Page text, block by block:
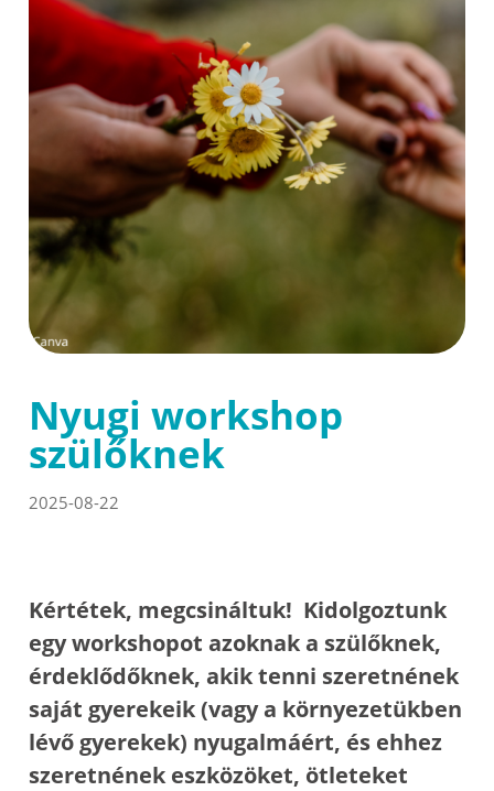
Nyugi workshop
szülőknek
2025-08-22
Kértétek, megcsináltuk! Kidolgoztunk
egy workshopot azoknak a szülőknek,
érdeklődőknek, akik tenni szeretnének
saját gyerekeik (vagy a környezetükben
lévő gyerekek) nyugalmáért, és ehhez
szeretnének eszközöket, ötleteket